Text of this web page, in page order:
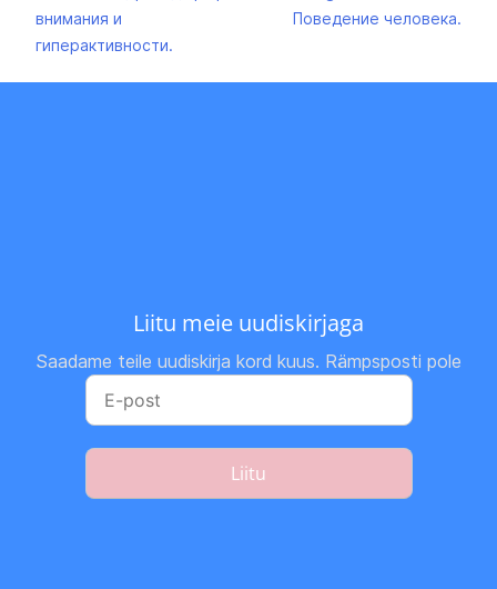
внимания и
гиперактивности.
Поведение человека.
Liitu meie uudiskirjaga
Saadame teile uudiskirja kord kuus. Rämpsposti pole
Liitu